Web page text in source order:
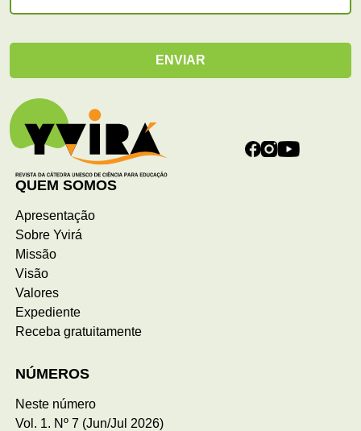
QUEM SOMOS
Apresentação
Sobre Yvirá
Missão
Visão
Valores
Expediente
Receba gratuitamente
NÚMEROS
Neste número
Vol. 1. Nº 7 (Jun/Jul 2026)